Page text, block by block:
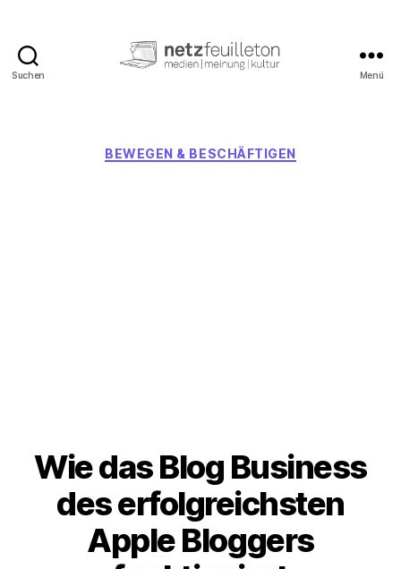
Suchen Menü
Kategorien
BEWEGEN & BESCHÄFTIGEN
Wie das Blog Business
des erfolgreichsten
Apple Bloggers